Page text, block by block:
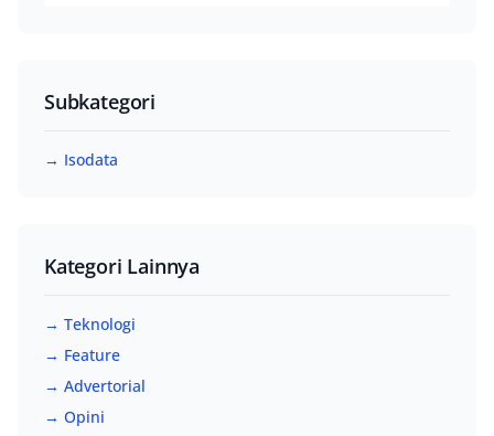
Subkategori
→ Isodata
Kategori Lainnya
→ Teknologi
→ Feature
→ Advertorial
→ Opini